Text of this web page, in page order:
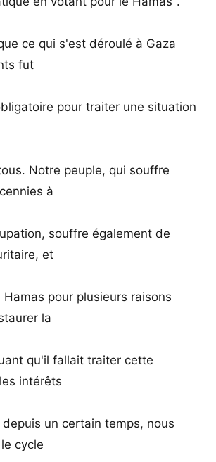
ce qui s'est déroulé à Gaza
fut
pour traiter une situation
Notre peuple, qui souffre
à
souffre également de
et
Hamas pour plusieurs raisons
la
qu'il fallait traiter cette
intérêts
un certain temps, nous
cycle